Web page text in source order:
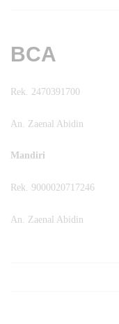
BCA
Rek. 2470391700
An. Zaenal Abidin
Mandiri
Rek. 9000020717246
An. Zaenal Abidin